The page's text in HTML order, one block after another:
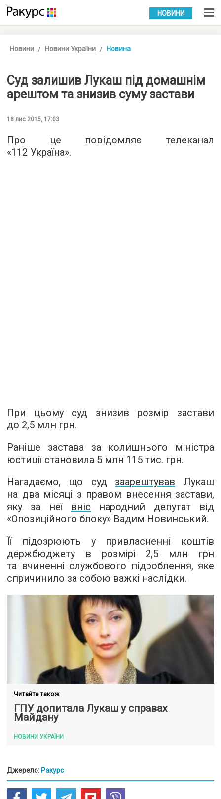
УКР РУС
НОВИНИ
Новини Новини України Новина
Суд залишив Лукаш під домашнім
арештом та знизив суму застави
18 лис 2015, 17:03
Про це повідомляє телеканал
«112 Україна».
При цьому суд знизив розмір застави
до 2,5 млн грн.
Раніше застава за колишнього міністра
юстиції становила 5 млн 115 тис. грн.
Нагадаємо, що суд заарештував Лукаш
на два місяці з правом внесення застави,
яку за неї вніс народний депутат від
«Опозиційного блоку» Вадим Новинський.
Її підозрюють у привласненні коштів
держбюджету в розмірі 2,5 млн грн
та вчиненні службового підроблення, яке
спричинило за собою важкі наслідки.
Читайте також
ГПУ допитала Лукаш у справах
Майдану
НОВИНИ УКРАЇНИ
Джерело: Ракурс